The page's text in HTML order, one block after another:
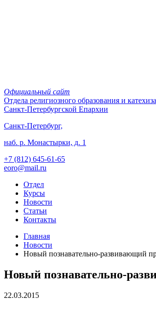
Официальный сайт
Отдела религиозного образования и
Санкт-Петербургской Епархии
Санкт-Петербург,
наб. р. Монастырки, д. 1
+7 (812) 645-61-65
eoro@mail.ru
Отдел
Курсы
Новости
Статьи
Контакты
Главная
Новости
Новый познавательно-развивающий
Новый познавательно-
22.03.2015